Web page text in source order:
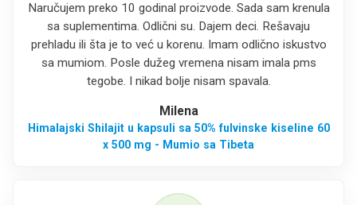
Naručujem preko 10 godinal proizvode. Sada sam krenula
sa suplementima. Odlični su. Dajem deci. Rešavaju
prehladu ili šta je to već u korenu. Imam odlično iskustvo
sa mumiom. Posle dužeg vremena nisam imala pms
tegobe. I nikad bolje nisam spavala.
Milena
Himalajski Shilajit u kapsuli sa 50% fulvinske kiseline 60
x 500 mg - Mumio sa Tibeta